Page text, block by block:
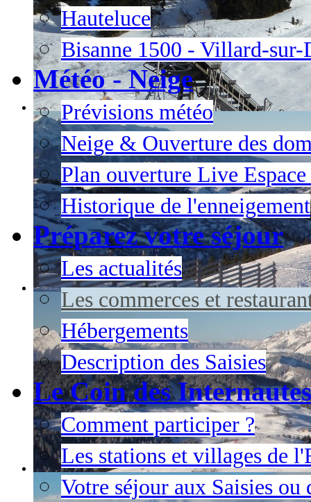
Hauteluce
Bisanne 1500 - Villard-sur-
Météo - Neige
Prévisions météo
Neige & Ouverture des
Plan ouverture Live
Historique de l'enneigement
Préparez votre séjour
Les actualités
Les commerces et
Hébergements
Description des Saisies
Le Coin des Internautes
Comment participer ?
Les stations et villages de
Votre séjour aux Saisies ou